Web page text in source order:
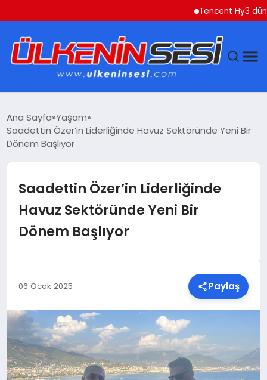
Tencent Hy3 dünya
EKONOMI
SAĞLIK
TEKNOLOJI
YAŞAM
Ana Sayfa Yaşam
Saadettin Özer’in Liderliğinde Havuz Sektöründe Yeni Bir
Dönem Başlıyor
Saadettin Özer’in Liderliğinde
Havuz Sektöründe Yeni Bir
Dönem Başlıyor
06 Ocak 2025 Paylaş